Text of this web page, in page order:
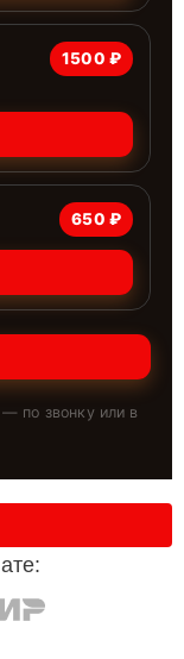
1500 ₽
650 ₽
— по звонку или в